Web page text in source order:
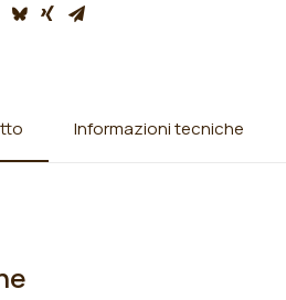
Informazioni tecniche